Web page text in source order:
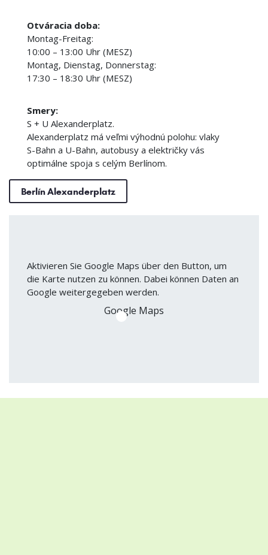
Otváracia doba:
Montag-Freitag:
10:00 – 13:00 Uhr (MESZ)
Montag, Dienstag, Donnerstag:
17:30 – 18:30 Uhr (MESZ)
Smery:
S + U Alexanderplatz.
Alexanderplatz má veľmi výhodnú polohu: vlaky
S-Bahn a U-Bahn, autobusy a električky vás
optimálne spoja s celým Berlínom.
Berlín Alexanderplatz
Aktivieren Sie Google Maps über den Button, um
die Karte nutzen zu können. Dabei können Daten an
Google weitergegeben werden.
Google Maps